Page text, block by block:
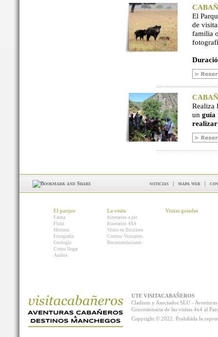
El
de
familia
Realiza
un guía
noticias | mapa web |
El parque
Fauna
Flora
Historia
Etnografía
Geología
Como llegar
Audios
La visita
Itinerarios a pie
Itinerarios 4X4
Visita en Bicicleta
Centros Visitantes
Recomendaciones
Visitas guiadas
UTE VISITACABAÑEROS
Cladium y Asociados SLU -
Concesionaria de las visitas 4x4 al
Copyright © 2022. Prohibida la